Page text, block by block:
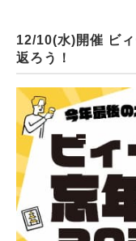
12/10(水)開催 ビ
返ろう！